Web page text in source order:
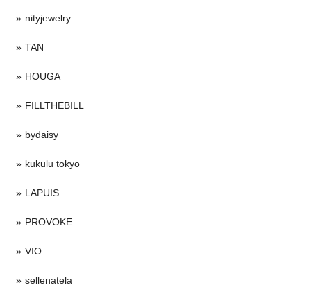
nityjewelry
TAN
HOUGA
FILLTHEBILL
bydaisy
kukulu tokyo
LAPUIS
PROVOKE
VIO
sellenatela